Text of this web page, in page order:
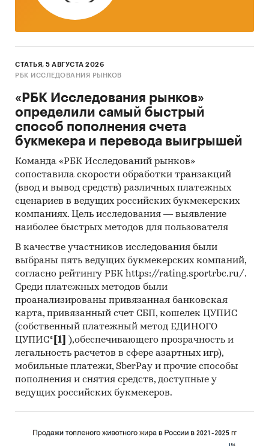
СТАТЬЯ, 5 АВГУСТА 2026
РБК ИССЛЕДОВАНИЯ РЫНКОВ
«РБК Исследования рынков»
определили самый быстрый
способ пополнения счета
букмекера и перевода выигрышей
Команда «РБК Исследований рынков»
сопоставила скорости обработки транзакций
(ввод и вывод средств) различных платежных
сценариев в ведущих российских букмекерских
компаниях. Цель исследования — выявление
наиболее быстрых методов для пользователя
В качестве участников исследования были
выбраны пять ведущих букмекерских компаний,
согласно рейтингу РБК https://rating.sportrbc.ru/.
Среди платежных методов были
проанализированы привязанная банковская
карта, привязанный счет СБП, кошелек ЦУПИС
(собственный платежный метод ЕДИНОГО
ЦУПИС* [1]
),обеспечивающего прозрачность и
легальность расчетов в сфере азартных игр),
мобильные платежи, SberPay и прочие способы
пополнения и снятия средств, доступные у
ведущих российских букмекеров.